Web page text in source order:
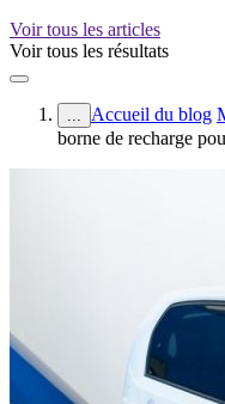
Voir tous les articles
Voir tous les résultats
... Accueil du blog
borne de recharge